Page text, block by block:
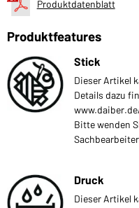
Produktdatenblatt
Produktfeatures
Stick
Dieser Artikel
Details dazu
Bitte wenden
Druck
Dieser Artikel